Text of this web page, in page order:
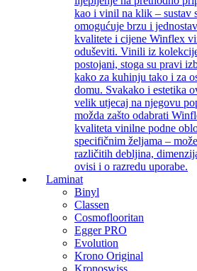
kao i vinil na klik – sustav
omogućuje brzu i
kvalitete i cijene Winflex
oduševiti. Vinili iz
postojani, stoga su pravi
kako za kuhinju tako i za
domu. Svakako i estetika
velik utjecaj na njegovu
možda zašto odabrati
kvaliteta vinilne podne
specifičnim željama –
različitih debljina,
ovisi i o razredu uporabe.
Laminat
Binyl
Classen
Cosmoflooritan
Egger PRO
Evolution
Krono Original
Kronoswiss